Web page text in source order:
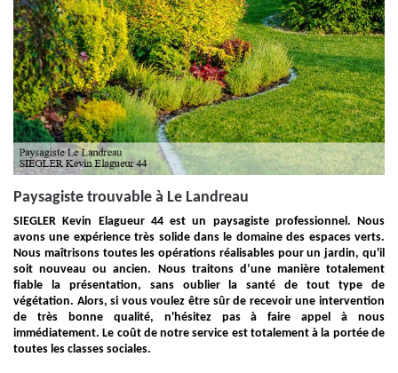
Paysagiste trouvable à Le Landreau
SIEGLER Kevin Elagueur 44 est un paysagiste professionnel. Nous
avons une expérience très solide dans le domaine des espaces verts.
Nous maîtrisons toutes les opérations réalisables pour un jardin, qu'il
soit nouveau ou ancien. Nous traitons d’une manière totalement
fiable la présentation, sans oublier la santé de tout type de
végétation. Alors, si vous voulez être sûr de recevoir une intervention
de très bonne qualité, n'hésitez pas à faire appel à nous
immédiatement. Le coût de notre service est totalement à la portée de
toutes les classes sociales.